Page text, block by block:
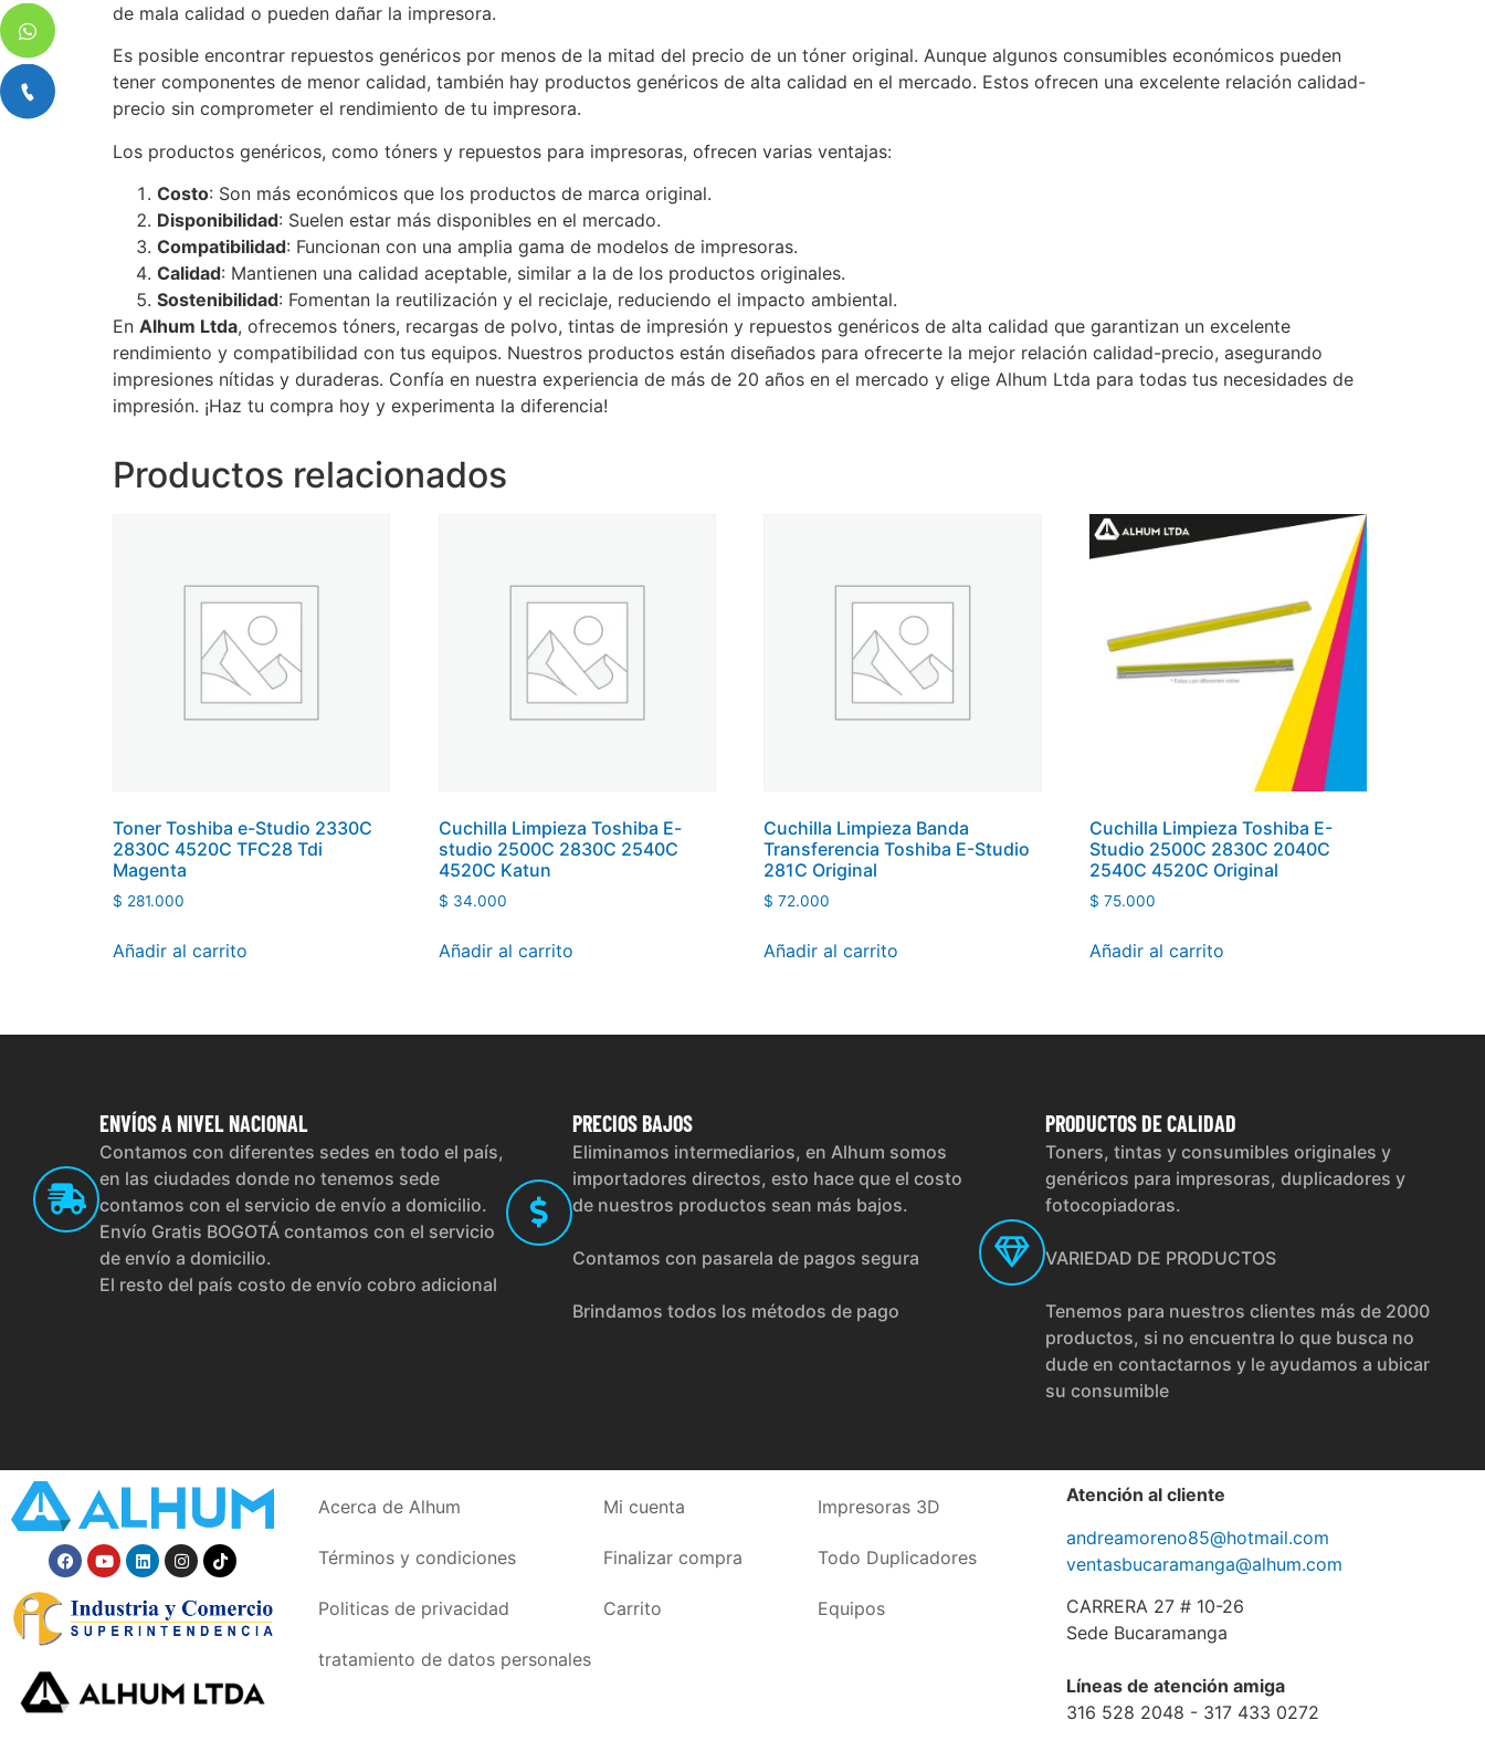
de mala calidad o pueden dañar la impresora.
Es posible encontrar repuestos genéricos por menos de la mitad del precio de un tóner original. Aunque algunos consumibles económicos pueden
tener componentes de menor calidad, también hay productos genéricos de alta calidad en el mercado. Estos ofrecen una excelente relación calidad-
precio sin comprometer el rendimiento de tu impresora.
Los productos genéricos, como tóners y repuestos para impresoras, ofrecen varias ventajas:
Costo: Son más económicos que los productos de marca original.
Disponibilidad: Suelen estar más disponibles en el mercado.
Compatibilidad: Funcionan con una amplia gama de modelos de impresoras.
Calidad: Mantienen una calidad aceptable, similar a la de los productos originales.
Sostenibilidad: Fomentan la reutilización y el reciclaje, reduciendo el impacto ambiental.
En Alhum Ltda, ofrecemos tóners, recargas de polvo, tintas de impresión y repuestos genéricos de alta calidad que garantizan un excelente
rendimiento y compatibilidad con tus equipos. Nuestros productos están diseñados para ofrecerte la mejor relación calidad-precio, asegurando
impresiones nítidas y duraderas. Confía en nuestra experiencia de más de 20 años en el mercado y elige Alhum Ltda para todas tus necesidades de
impresión. ¡Haz tu compra hoy y experimenta la diferencia!
Productos relacionados
Toner Toshiba e-Studio 2330C
2830C 4520C TFC28 Tdi
Magenta
$ 281.000
Añadir al carrito
Cuchilla Limpieza Toshiba E-
studio 2500C 2830C 2540C
4520C Katun
$ 34.000
Añadir al carrito
Cuchilla Limpieza Banda
Transferencia Toshiba E-Studio
281C Original
$ 72.000
Añadir al carrito
Cuchilla Limpieza Toshiba E-
Studio 2500C 2830C 2040C
2540C 4520C Original
$ 75.000
Añadir al carrito
ENVÍOSA NIVEL NACIONAL
Contamos con diferentes sedes en todo el país,
en las ciudades donde no tenemos sede
contamos con el servicio de envío a domicilio.
Envío Gratis BOGOTÁ contamos con el servicio
de envío a domicilio.
El resto del país costo de envío cobro adicional
PRECIOSBAJOS
Eliminamos intermediarios, en Alhum somos
importadores directos, esto hace que el costo
de nuestros productos sean más bajos.
Contamos con pasarela de pagos segura
Brindamos todos los métodos de pago
PRODUCTOSDE CALIDAD
Toners, tintas y consumibles originales y
genéricos para impresoras, duplicadores y
fotocopiadoras.
VARIEDAD DE PRODUCTOS
Tenemos para nuestros clientes más de 2000
productos, si no encuentra lo que busca no
dude en contactarnos y le ayudamos a ubicar
su consumible
Acerca de Alhum
Términos y condiciones
Politicas de privacidad
tratamiento de datos personales
Mi cuenta
Finalizar compra
Carrito
Impresoras 3D
Todo Duplicadores
Equipos
Atención al cliente
andreamoreno85@hotmail.com
ventasbucaramanga@alhum.com
CARRERA 27 # 10-26
Sede Bucaramanga
Líneas de atención amiga
316 528 2048 - 317 433 0272